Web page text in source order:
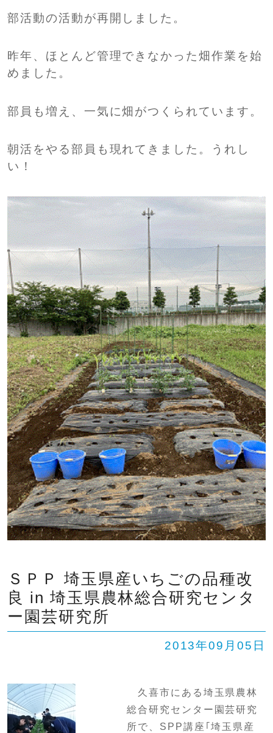
高校問い合わせ
部活動の活動が再開しました。
昨年、ほとんど管理できなかった畑作業を始
めました。
部員も増え、一気に畑がつくられています。
朝活をやる部員も現れてきました。うれし
い！
ＳＰＰ 埼玉県産いちごの品種改
良 in 埼玉県農林総合研究センタ
ー園芸研究所
2013年09月05日
久喜市にある埼玉県農林
総合研究センター園芸研究
所で、 SPP講座｢埼玉県産